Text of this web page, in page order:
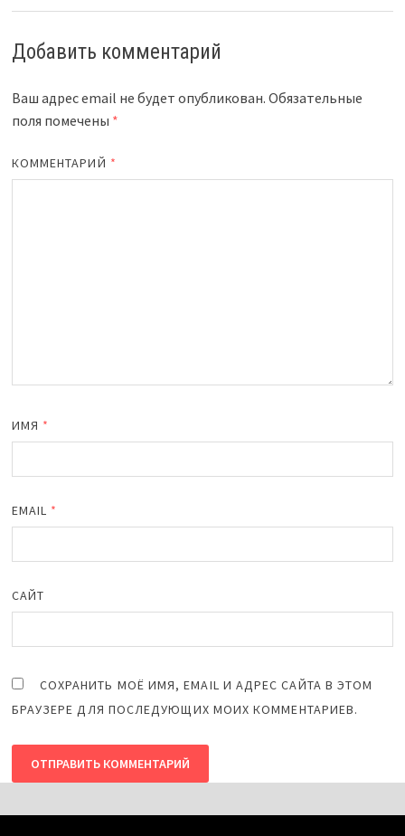
Добавить комментарий
Ваш адрес email не будет опубликован. Обязательные
поля помечены *
КОММЕНТАРИЙ *
ИМЯ *
EMAIL *
САЙТ
СОХРАНИТЬ МОЁ ИМЯ, EMAIL И АДРЕС САЙТА В ЭТОМ
БРАУЗЕРЕ ДЛЯ ПОСЛЕДУЮЩИХ МОИХ КОММЕНТАРИЕВ.